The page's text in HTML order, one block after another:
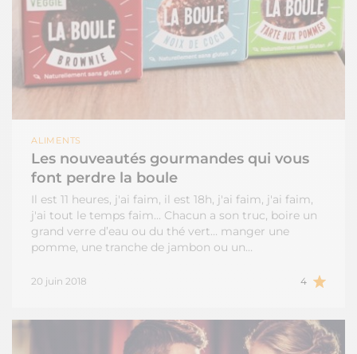
ALIMENTS
Les nouveautés gourmandes qui vous
font perdre la boule
Il est 11 heures, j'ai faim, il est 18h, j'ai faim, j'ai faim,
j'ai tout le temps faim... Chacun a son truc, boire un
grand verre d’eau ou du thé vert… manger une
pomme, une tranche de jambon ou un…
20 juin 2018 4